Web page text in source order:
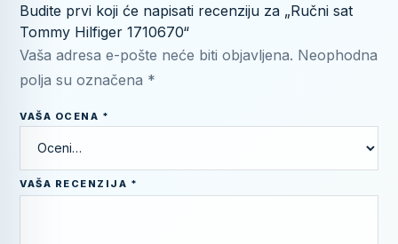
Budite prvi koji će napisati recenziju za „Ručni sat
Tommy Hilfiger 1710670“
Vaša adresa e-pošte neće biti objavljena. Neophodna
polja su označena *
VAŠA OCENA *
VAŠA RECENZIJA *